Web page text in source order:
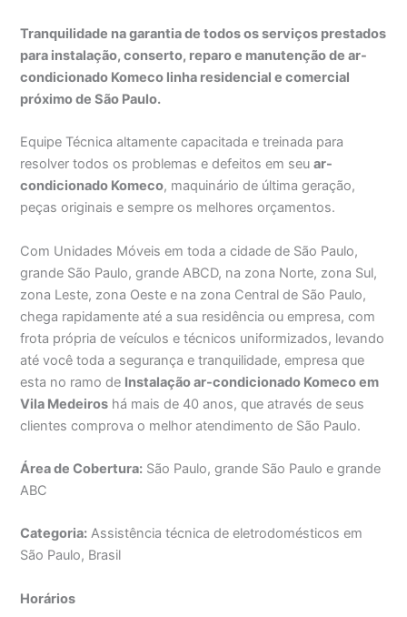
Tranquilidade na garantia de todos os serviços prestados
para instalação, conserto, reparo e manutenção de ar-
condicionado Komeco linha residencial e comercial
próximo de São Paulo.
Equipe Técnica altamente capacitada e treinada para
resolver todos os problemas e defeitos em seuar-
condicionado Komeco, maquinário de última geração,
peças originais e sempre os melhores orçamentos.
Com Unidades Móveis em toda a cidade de São Paulo,
grande São Paulo, grande ABCD, na zona Norte, zona Sul,
zona Leste, zona Oeste e na zona Central de São Paulo,
chega rapidamente até a sua residência ou empresa, com
frota própria de veículos e técnicos uniformizados, levando
até você toda a segurança e tranquilidade, empresa que
esta no ramo de Instalação ar-condicionado Komeco em
Vila Medeiros há mais de 40 anos, que através de seus
clientes comprova o melhor atendimento de São Paulo.
Área de Cobertura: São Paulo, grande São Paulo e grande
ABC
Categoria: Assistência técnica de eletrodomésticos em
São Paulo, Brasil
Horários